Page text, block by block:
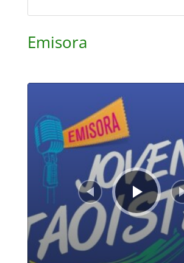
Emisora
Reproductor